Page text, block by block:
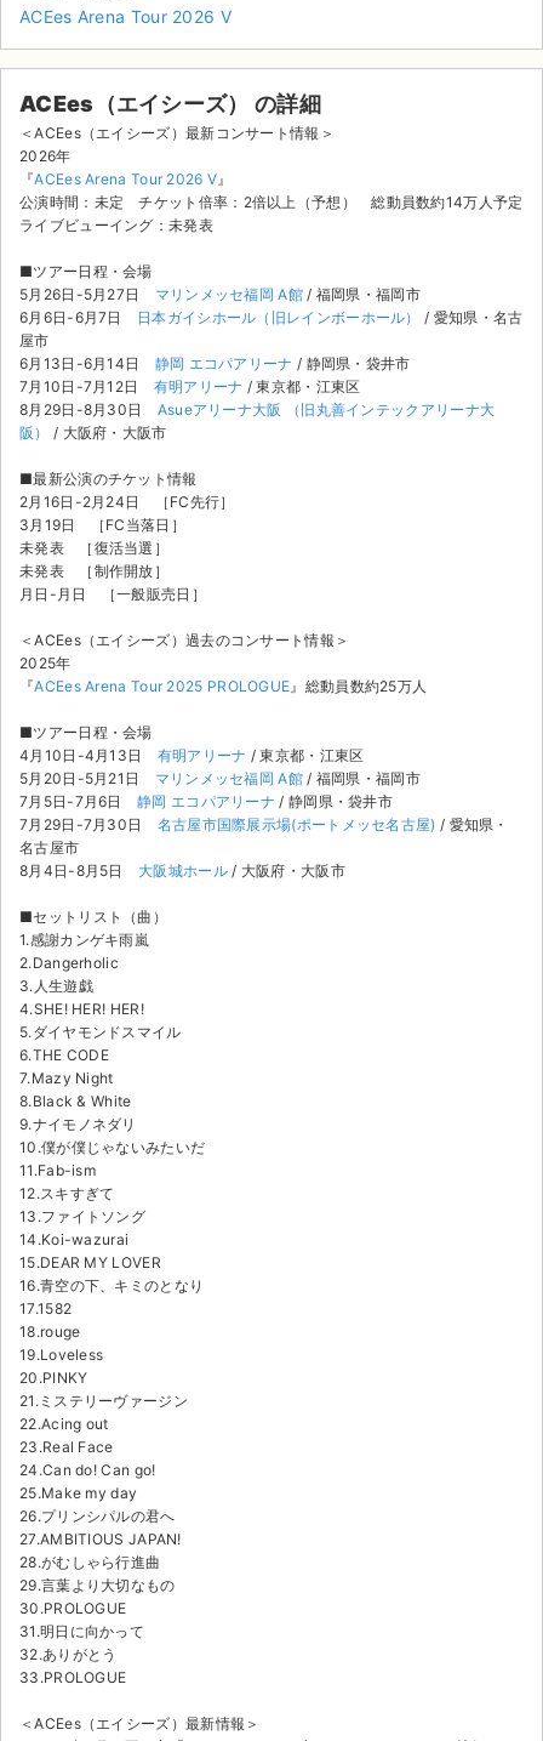
よくある質問
お知らせ
サイト情報
チケットジャム運営会社
チケットジャム利用規約
特定商取引法に基づく表記
公演登録依頼
不正転売禁止法について
チケットジャムの取り組み
音楽情報
ACEes Arena Tour 2026 V
ACEes（エイシーズ） の詳細
＜ACEes（エイシーズ）最新コンサート情報＞
2026年
『ACEes Arena Tour 2026 V』
公演時間：未定 チケット倍率：2倍以上（予想） 総動員数約14万人予定
ライブビューイング：未発表
■ツアー日程・会場
5月26日-5月27日 マリンメッセ福岡 A館/ 福岡県・福岡市
6月6日-6月7日
日本ガイシホール（旧レインボーホール）
/ 愛知県・名古
屋市
6月13日-6月14日 静岡 エコパアリーナ / 静岡県・袋井市
7月10日-7月12日 有明アリーナ / 東京都・江東区
8月29日-8月30日 Asueアリーナ大阪 （旧丸善インテックアリーナ大
阪）
/ 大阪府・大阪市
■最新公演のチケット情報
2月16日-2月24日 ［FC先行］
3月19日 ［FC当落日］
未発表 ［復活当選］
未発表 ［制作開放］
月日-月日 ［一般販売日］
＜ACEes（エイシーズ）過去のコンサート情報＞
2025年
『ACEes Arena Tour 2025 PROLOGUE』総動員数約25万人
■ツアー日程・会場
4月10日-4月13日 有明アリーナ / 東京都・江東区
5月20日-5月21日 マリンメッセ福岡 A館/ 福岡県・福岡市
7月5日-7月6日静岡 エコパアリーナ / 静岡県・袋井市
7月29日-7月30日 名古屋市国際展示場(ポートメッセ名古屋) / 愛知県・
名古屋市
8月4日-8月5日 大阪城ホール/ 大阪府・大阪市
■セットリスト（曲）
1.感謝カンゲキ雨嵐
2.Dangerholic
3.人生遊戯
4.SHE! HER! HER!
5.ダイヤモンドスマイル
6.THE CODE
7.Mazy Night
8.Black & White
9.ナイモノネダリ
10.僕が僕じゃないみたいだ
11.Fab-ism
12.スキすぎて
13.ファイトソング
14.Koi-wazurai
15.DEAR MY LOVER
16.青空の下、キミのとなり
17.1582
18.rouge
19.Loveless
20.PINKY
21.ミステリーヴァージン
22.Acing out
23.Real Face
24.Can do! Can go!
25.Make my day
26.プリンシパルの君へ
27.AMBITIOUS JAPAN!
28.がむしゃら行進曲
29.言葉より大切なもの
30.PROLOGUE
31.明日に向かって
32.ありがとう
33.PROLOGUE
＜ACEes（エイシーズ）最新情報＞